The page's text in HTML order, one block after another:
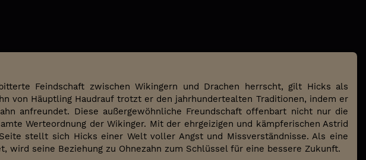
Feindschaft zwischen Wikingern und Drachen herrscht, gilt Hicks als
von Häuptling Haudrauf trotzt er den jahrhundertealten Traditionen, indem er
anfreundet. Diese außergewöhnliche Freundschaft offenbart nicht nur die
Werteordnung der Wikinger. Mit der ehrgeizigen und kämpferischen Astrid
stellt sich Hicks einer Welt voller Angst und Missverständnisse. Als eine
wird seine Beziehung zu Ohnezahn zum Schlüssel für eine bessere Zukunft.